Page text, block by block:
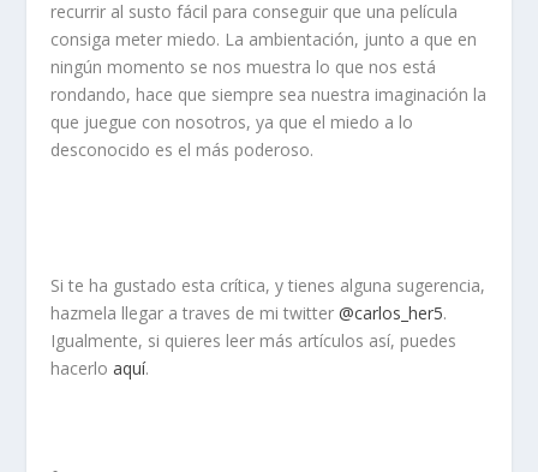
recurrir al susto fácil para conseguir que una película
consiga meter miedo. La ambientación, junto a que en
ningún momento se nos muestra lo que nos está
rondando, hace que siempre sea nuestra imaginación la
que juegue con nosotros, ya que el miedo a lo
desconocido es el más poderoso.
Si te ha gustado esta crítica, y tienes alguna sugerencia,
hazmela llegar a traves de mi twitter@carlos_her5.
Igualmente, si quieres leer más artículos así, puedes
hacerloaquí.